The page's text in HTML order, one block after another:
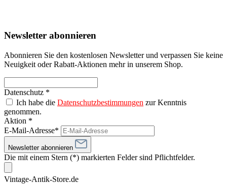
Newsletter abonnieren
Abonnieren Sie den kostenlosen Newsletter und verpassen Sie keine
Neuigkeit oder Rabatt-Aktionen mehr in unserem Shop.
Datenschutz *
Ich habe die Datenschutzbestimmungen zur Kenntnis
genommen.
Aktion *
E-Mail-Adresse*
Newsletter abonnieren
Die mit einem Stern (*) markierten Felder sind Pflichtfelder.
Vintage-Antik-Store.de